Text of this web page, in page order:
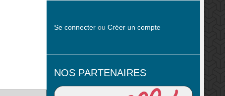
Se connecterou Créer un compte
NOS PARTENAIRES